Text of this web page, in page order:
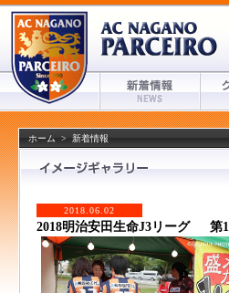
ホーム > 新着情報
2018.06.02
2018明治安田生命J3リーグ 第